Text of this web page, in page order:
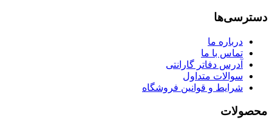
دسترسی‌ها
درباره ما
تماس با ما
آدرس دفاتر گارانتی
سوالات متداول
شرایط و قوانین فروشگاه
محصولات